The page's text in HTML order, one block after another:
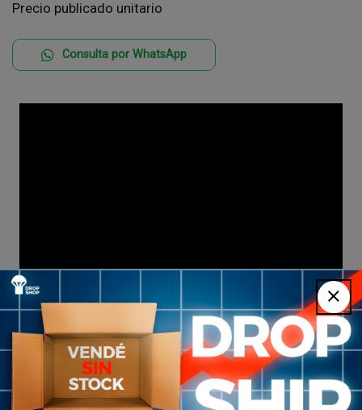
Precio publicado unitario
Consulta por WhatsApp
Vistas recientes